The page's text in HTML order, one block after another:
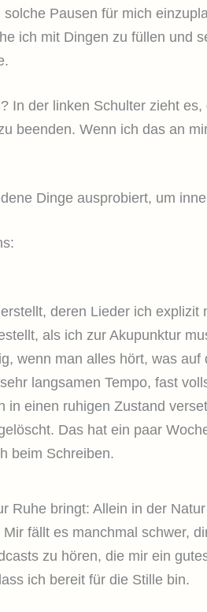
Pausen für mich
ich mit Dingen zu füllen und
In der linken Schulter zieht
beenden. Wenn ich das an
Dinge ausprobiert, um
deren Lieder ich
als ich zur Akupunktur
wenn man alles hört, was
langsamen Tempo, fast
in einen ruhigen Zustand
Das hat ein paar
beim Schreiben.
Ruhe bringt: Allein in der
fällt es manchmal schwer,
zu hören, die mir ein
ich bereit für die Stille bin.